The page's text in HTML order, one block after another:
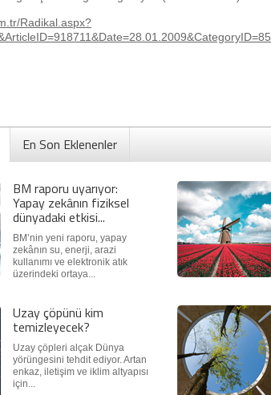
Radikal.aspx?
En Son Eklenenler
BM raporu uyarıyor:
Yapay zekânın fiziksel
dünyadaki etkisi...
BM’nin yeni raporu, yapay
zekânın su, enerji, arazi
kullanımı ve elektronik atık
üzerindeki ortaya...
Uzay çöpünü kim
temizleyecek?
Uzay çöpleri alçak Dünya
yörüngesini tehdit ediyor. Artan
enkaz, iletişim ve iklim altyapısı
için...